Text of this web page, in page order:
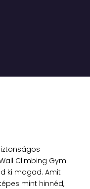
Climbing Gym
ki magad. Amit
mint hinnéd,